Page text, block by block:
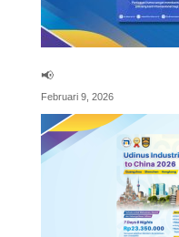
📢
Februari 9, 2026